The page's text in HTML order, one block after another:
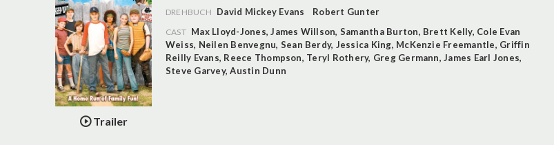
Trailer
DREHBUCH David Mickey Evans Robert Gunter
CAST Max Lloyd-Jones,James Willson, Samantha Burton, Brett Kelly, Cole Evan
Weiss, Neilen Benvegnu, Sean Berdy, Jessica King, McKenzie Freemantle, Griffin
Reilly Evans, Reece Thompson, Teryl Rothery, Greg Germann,James Earl Jones,
Steve Garvey,Austin Dunn